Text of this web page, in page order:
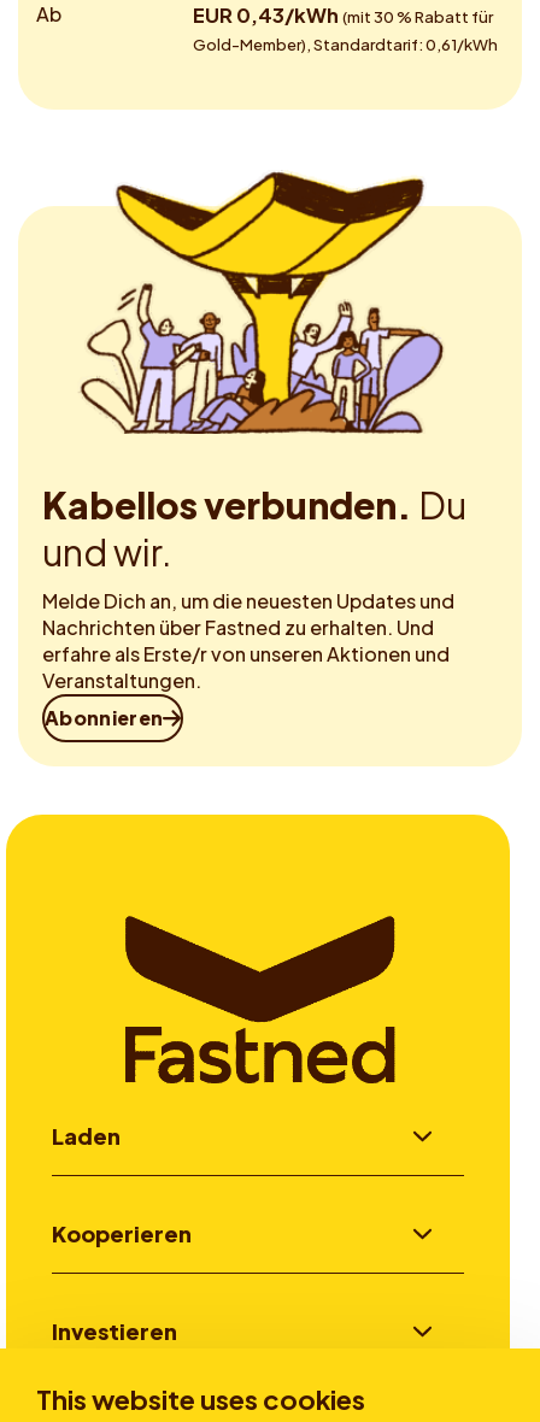
This website uses cookies
Ab EUR 0,43/kWh (mit 30 % Rabatt für
Gold-Member), Standardtarif: 0,61/kWh
Kabellos verbunden. Du
und wir.
Melde Dich an, um die neuesten Updates und
Nachrichten über Fastned zu erhalten. Und
erfahre als Erste/r von unseren Aktionen und
Veranstaltungen.
Abonnieren
Laden
Kooperieren
Investieren